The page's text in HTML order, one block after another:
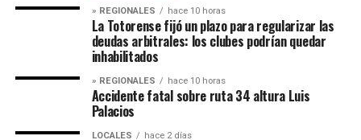
» REGIONALES hace 10 horas
La Totorense fijó un plazo para regularizar las
deudas arbitrales: los clubes podrían quedar
inhabilitados
» REGIONALES hace 10 horas
Accidente fatal sobre ruta 34 altura Luis
Palacios
LOCALES hace 2 días